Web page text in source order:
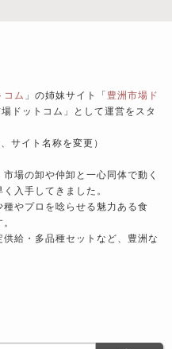
コム 」の姉妹サイト「 豊洲市場ド
ドットコム」として運営をスタ
サイト名称を変更）
場の卸や仲卸と一心同体で動く
入手してきました。
やプロを唸らせる魅力ある食
給・多品種セットなど、豊洲な